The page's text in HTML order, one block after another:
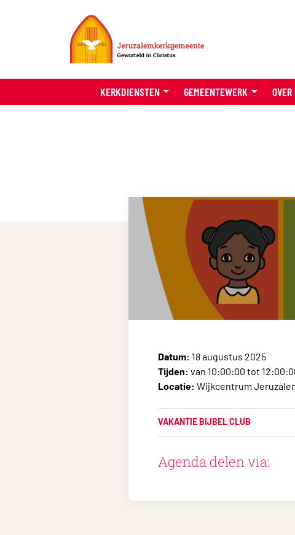
KERKDIENSTEN GEMEENTEWERK OVER
Datum: 18 augustus 2025
Tijden: van 10:00:00 tot
Locatie: Wijkcentrum
VAKANTIE BIJBEL CLUB
Agenda delen via: